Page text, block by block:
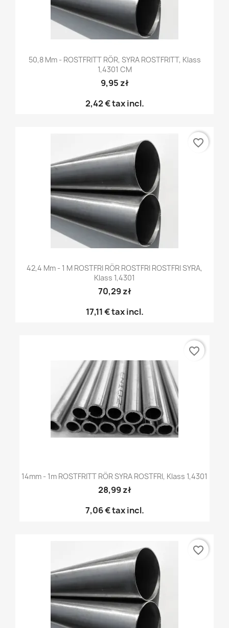
50,8 Mm - ROSTFRITT RÖR, SYRA ROSTFRITT, Klass
1,4301 CM
9,95 zł
2,42 €tax incl.
42,4 Mm - 1 M ROSTFRI RÖR ROSTFRI ROSTFRI SYRA,
Klass 1,4301
70,29 zł
17,11 €tax incl.
favorite_border
14mm - 1m ROSTFRITT RÖR SYRA ROSTFRI, Klass 1,4301
28,99 zł
7,06 €tax incl.
favorite_border
favorite_border